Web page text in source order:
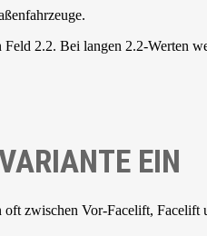
2.2. Bei langen 2.2-Werten
EIN
zwischen Vor-Facelift, Facelift